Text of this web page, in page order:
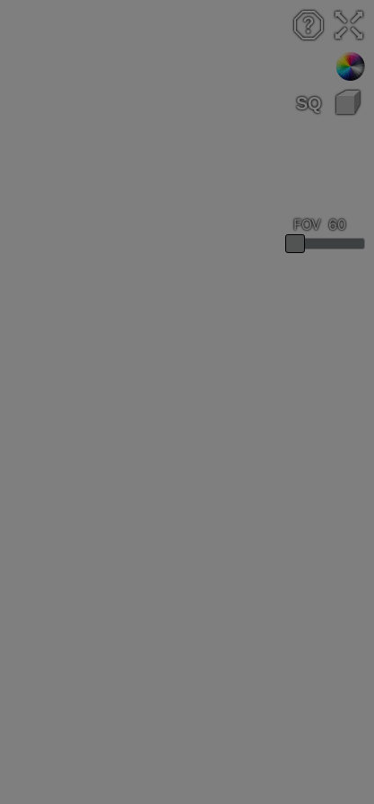
FOV: 60